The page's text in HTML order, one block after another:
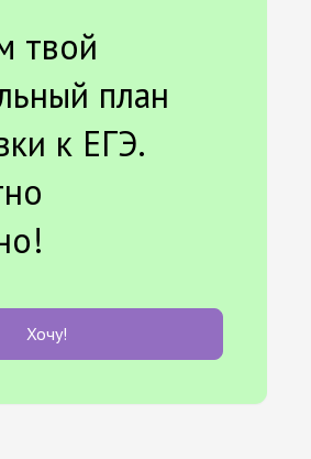
твой
план
к ЕГЭ.
Хочу!